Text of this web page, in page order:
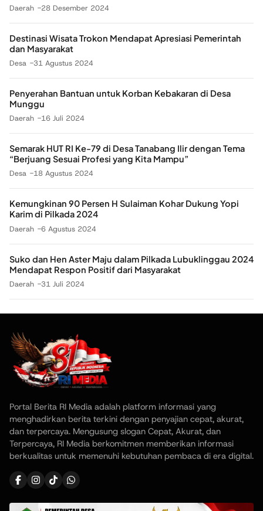
Daerah 28 Desember 2024
Destinasi Wisata Trokon Mendapat Apresiasi Pemerintah
dan Masyarakat
Desa 31 Agustus 2024
Penyerahan Bantuan untuk Korban Kebakaran di Desa
Munggu
Daerah 16 Juli 2024
Semarak HUT RI Ke-79 di Desa Tanabang Ilir dengan Tema
“Berjuang Sesuai Profesi yang Kita Mampu”
Desa 18 Agustus 2024
Kemungkinan 90 Persen H Sulaiman Kohar Dukung Yopi
Karim di Pilkada 2024
Daerah 6 Agustus 2024
Suko dan Hen Aster Maju dalam Pilkada Lubuklinggau 2024
Mendapat Respon Positif dari Masyarakat
Daerah 31 Juli 2024
Portal Berita RI Media adalah platform informasi yang
menghadirkan berita terkini dengan penyajian cepat, akurat,
dan terpercaya. Mengusung slogan Cepat, Akurat, dan
Terpercaya, RI Media berkomitmen memberikan informasi
berkualitas untuk memenuhi kebutuhan pembaca di era digital.